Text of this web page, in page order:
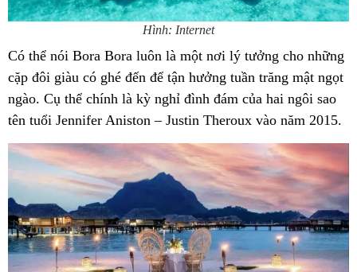
Hình: Internet
Có thể nói Bora Bora luôn là một nơi lý tưởng cho những
cặp đôi giàu có ghé đến để tận hưởng tuần trăng mật ngọt
ngào. Cụ thể chính là kỳ nghỉ đình đám của hai ngôi sao
tên tuổi Jennifer Aniston – Justin Theroux vào năm 2015.